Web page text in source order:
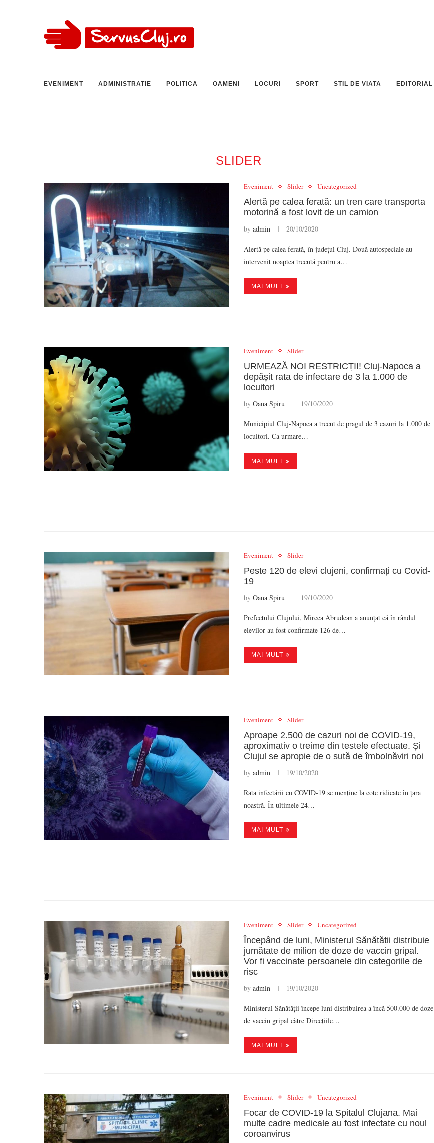
EVENIMENT ADMINISTRATIE POLITICA OAMENI LOCURI SPORT STIL DE VIATA EDITORIAL
SLIDER
Eveniment Slider Uncategorized
Alertă pe calea ferată: un tren care transporta
motorină a fost lovit de un camion
by admin 20/10/2020
Alertă pe calea ferată, în județul Cluj. Două autospeciale au
intervenit noaptea trecută pentru a…
MAI MULT
Eveniment Slider
URMEAZĂ NOI RESTRICȚII! Cluj-Napoca a
depășit rata de infectare de 3 la 1.000 de
locuitori
by Oana Spiru 19/10/2020
Municipiul Cluj-Napoca a trecut de pragul de 3 cazuri la 1.000 de
locuitori. Ca urmare…
MAI MULT
Eveniment Slider
Peste 120 de elevi clujeni, confirmați cu Covid-
19
by Oana Spiru 19/10/2020
Prefectului Clujului, Mircea Abrudean a anunțat că în rândul
elevilor au fost confirmate 126 de…
MAI MULT
Eveniment Slider
Aproape 2.500 de cazuri noi de COVID-19,
aproximativ o treime din testele efectuate. Și
Clujul se apropie de o sută de îmbolnăviri noi
by admin 19/10/2020
Rata infectării cu COVID-19 se menține la cote ridicate în țara
noastră. În ultimele 24…
MAI MULT
Eveniment Slider Uncategorized
Începând de luni, Ministerul Sănătății distribuie
jumătate de milion de doze de vaccin gripal.
Vor fi vaccinate persoanele din categoriile de
risc
by admin 19/10/2020
Ministerul Sănătății începe luni distribuirea a încă 500.000 de doze
de vaccin gripal către Direcțiile…
MAI MULT
Eveniment Slider Uncategorized
Focar de COVID-19 la Spitalul Clujana. Mai
multe cadre medicale au fost infectate cu noul
coroanvirus